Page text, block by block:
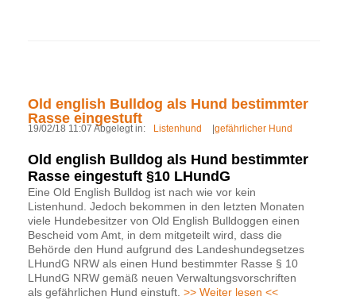
Old english Bulldog als Hund bestimmter
Rasse eingestuft
19/02/18 11:07 Abgelegt in: Listenhund gefährlicher Hund
Old english Bulldog als Hund bestimmter
Rasse eingestuft §10 LHundG
Eine Old English Bulldog ist nach wie vor kein
Listenhund. Jedoch bekommen in den letzten Monaten
viele Hundebesitzer von Old English Bulldoggen einen
Bescheid vom Amt, in dem mitgeteilt wird, dass die
Behörde den Hund aufgrund des Landeshundegsetzes
LHundG NRW als einen Hund bestimmter Rasse § 10
LHundG NRW gemäß neuen Verwaltungsvorschriften
als gefährlichen Hund einstuft. >> Weiter lesen <<